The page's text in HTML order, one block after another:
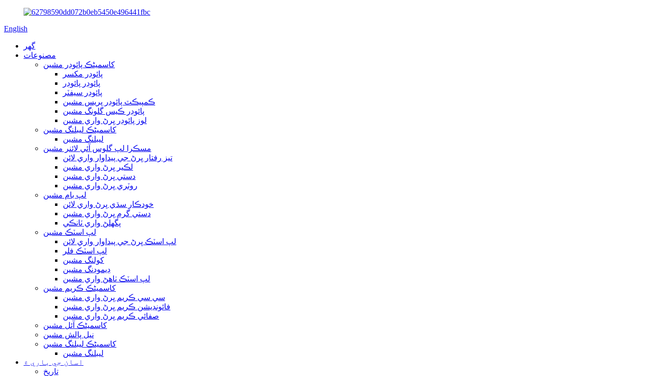
English
گھر
مصنوعات
کاسمیٹڪ پائوڊر مشين
پائوڊر مکسر
پائوڊر پائوڊر
پائوڊر سيفٽر
ڪمپيڪٽ پائوڊر پريس مشين
پائوڊر ڪيس گلونگ مشين
لوز پائوڊر ڀرڻ واري مشين
کاسمیٹڪ ليبلنگ مشين
ليبلنگ مشين
مسڪرا لپ گلوس آئي لائنر مشين
تيز رفتار ڀرڻ جي پيداوار واري لائن
لڪير ڀرڻ واري مشين
دستي ڀرڻ واري مشين
روٽري ڀرڻ واري مشين
لپ بام مشين
خودڪار سڌي ڀرڻ واري لائن
دستي گرم ڀرڻ واري مشين
پگھلڻ واري ٽانڪي
لپ اسٽڪ مشين
لپ اسٽڪ ڀرڻ جي پيداوار واري لائن
لپ اسٽڪ فلر
کولنگ مشين
ڊيموڊنگ مشين
لپ اسٽڪ ٺاهڻ واري مشين
کاسمیٹڪ ڪريم مشين
سي سي ڪريم ڀرڻ واري مشين
فائونڊيشن ڪريم ڀرڻ واري مشين
صفائي ڪريم ڀرڻ واري مشين
کاسمیٹڪ آئل مشين
نيل پالش مشين
کاسمیٹڪ ليبلنگ مشين
ليبلنگ مشين
اسان جي باري ۾
تاريخ